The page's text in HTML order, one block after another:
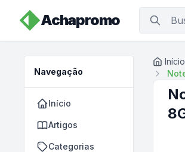
Achapromo
Navegação
Início
Artigos
Categorias
Início